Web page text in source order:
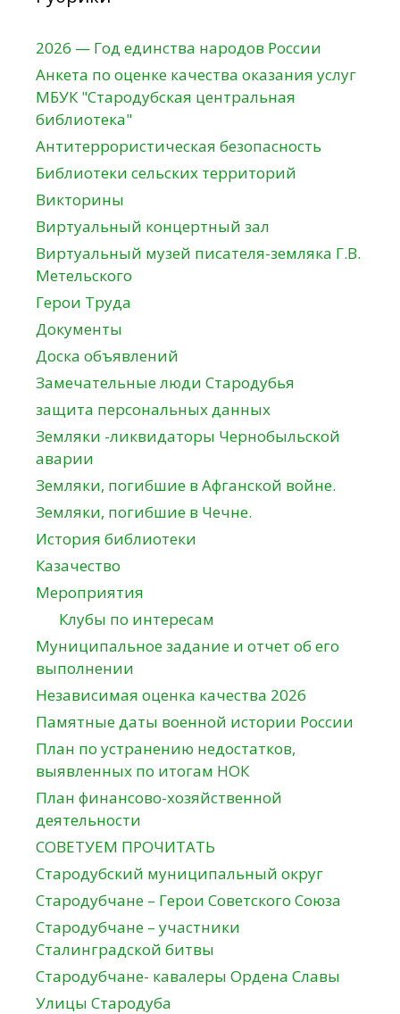
2026 — Год единства народов России
Анкета по оценке качества оказания услуг
МБУК "Стародубская центральная
библиотека"
Антитеррористическая безопасность
Библиотеки сельских территорий
Викторины
Виртуальный концертный зал
Виртуальный музей писателя-земляка Г.В.
Метельского
Герои Труда
Документы
Доска объявлений
Замечательные люди Стародубья
защита персональных данных
Земляки -ликвидаторы Чернобыльской
аварии
Земляки, погибшие в Афганской войне.
Земляки, погибшие в Чечне.
История библиотеки
Казачество
Мероприятия
Клубы по интересам
Муниципальное задание и отчет об его
выполнении
Независимая оценка качества 2026
Памятные даты военной истории России
План по устранению недостатков,
выявленных по итогам НОК
План финансово-хозяйственной
деятельности
СОВЕТУЕМ ПРОЧИТАТЬ
Стародубский муниципальный округ
Стародубчане – Герои Советского Союза
Стародубчане – участники
Сталинградской битвы
Стародубчане- кавалеры Ордена Славы
Улицы Стародуба